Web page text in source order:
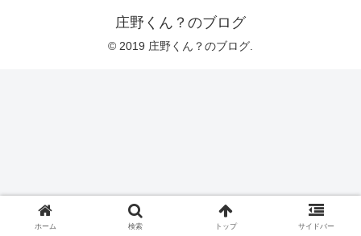
庄野くん？のブログ
© 2019 庄野くん？のブログ.
ホーム 検索 トップ サイドバー